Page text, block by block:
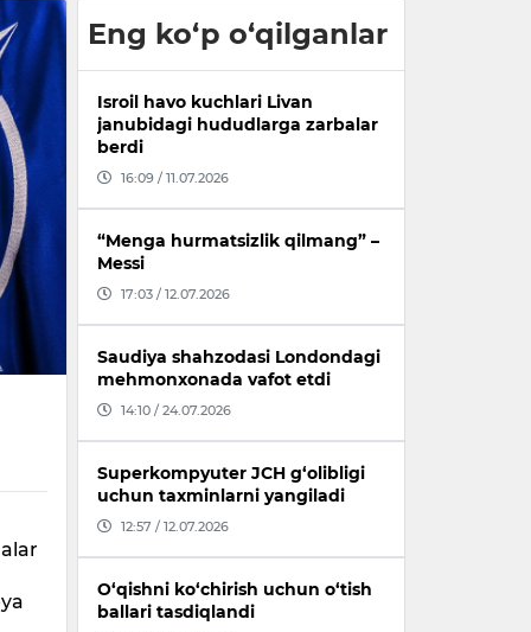
Eng ko‘p o‘qilganlar
Isroil havo kuchlari Livan
janubidagi hududlarga zarbalar
berdi
16:09 / 11.07.2026
“Menga hurmatsizlik qilmang” –
Messi
17:03 / 12.07.2026
Saudiya shahzodasi Londondagi
mehmonxonada vafot etdi
14:10 / 24.07.2026
Superkompyuter JCH g‘olibligi
uchun taxminlarni yangiladi
12:57 / 12.07.2026
O‘qishni ko‘chirish uchun o‘tish
ballari tasdiqlandi